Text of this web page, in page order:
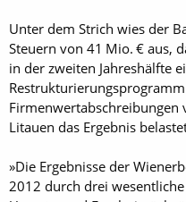
Unter dem Strich wies der
Steuern von 41 Mio. € aus,
in der zweiten Jahreshälfte
Firmenwertabschreibungen
Litauen das Ergebnis
»Die Ergebnisse der
2012 durch drei